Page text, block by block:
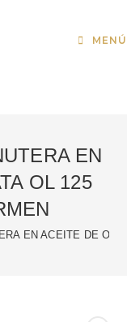
MENÚ
EN
OL 125
EN ACEITE DE